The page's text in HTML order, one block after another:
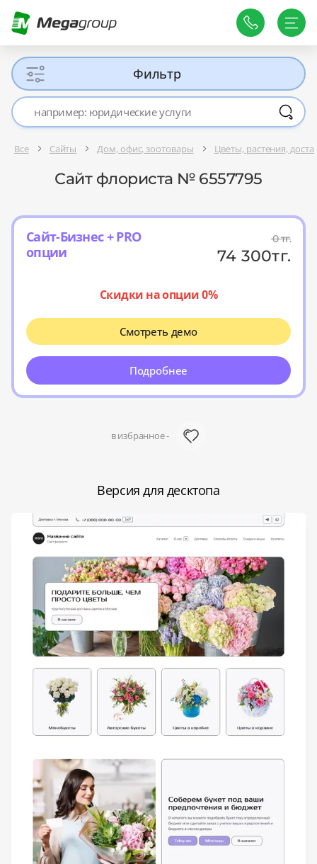
Фильтр
Все Сайты Дом, офис, зоотовары Цветы, растения,
Сайт флориста № 6557795
в избранное -
Сайт-Бизнес + PRO
опции
0тг.
74 300тг.
Скидки на опции 0%
Смотреть демо
Подробнее
Версия для десктопа